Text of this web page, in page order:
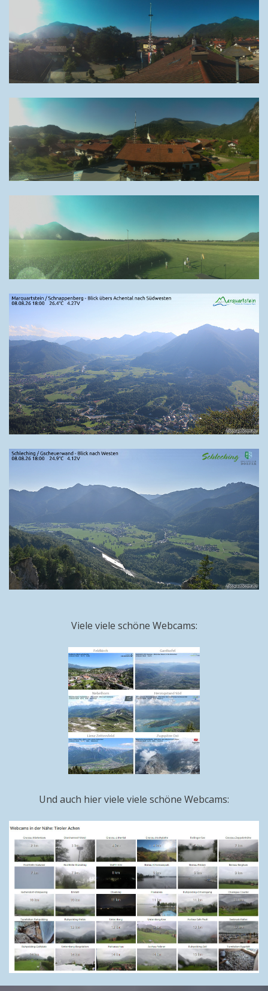
Viele viele schöne Webcams:
Und auch hier viele viele schöne Webcams: